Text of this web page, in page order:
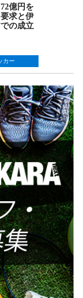
億円を
求と伊
の成立
カー